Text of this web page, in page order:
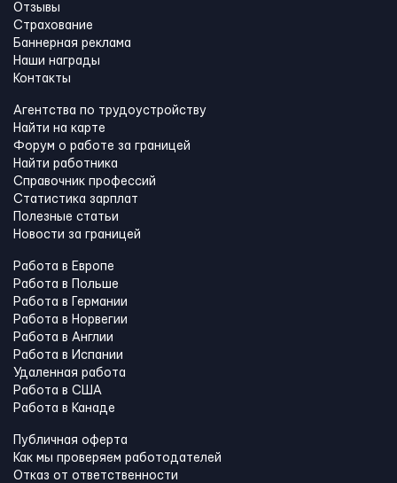
Отзывы
Страхование
Баннерная реклама
Наши награды
Контакты
Агентства по трудоустройству
Найти на карте
Форум о работе за границей
Найти работника
Справочник профессий
Статистика зарплат
Полезные статьи
Новости за границей
Работа в Европе
Работа в Польше
Работа в Германии
Работа в Норвегии
Работа в Англии
Работа в Испании
Удаленная работа
Работа в США
Работа в Канадe
Публичная оферта
Как мы проверяем работодателей
Отказ от ответственности